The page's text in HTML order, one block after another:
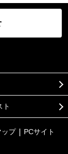
ト
ップ PCサイト